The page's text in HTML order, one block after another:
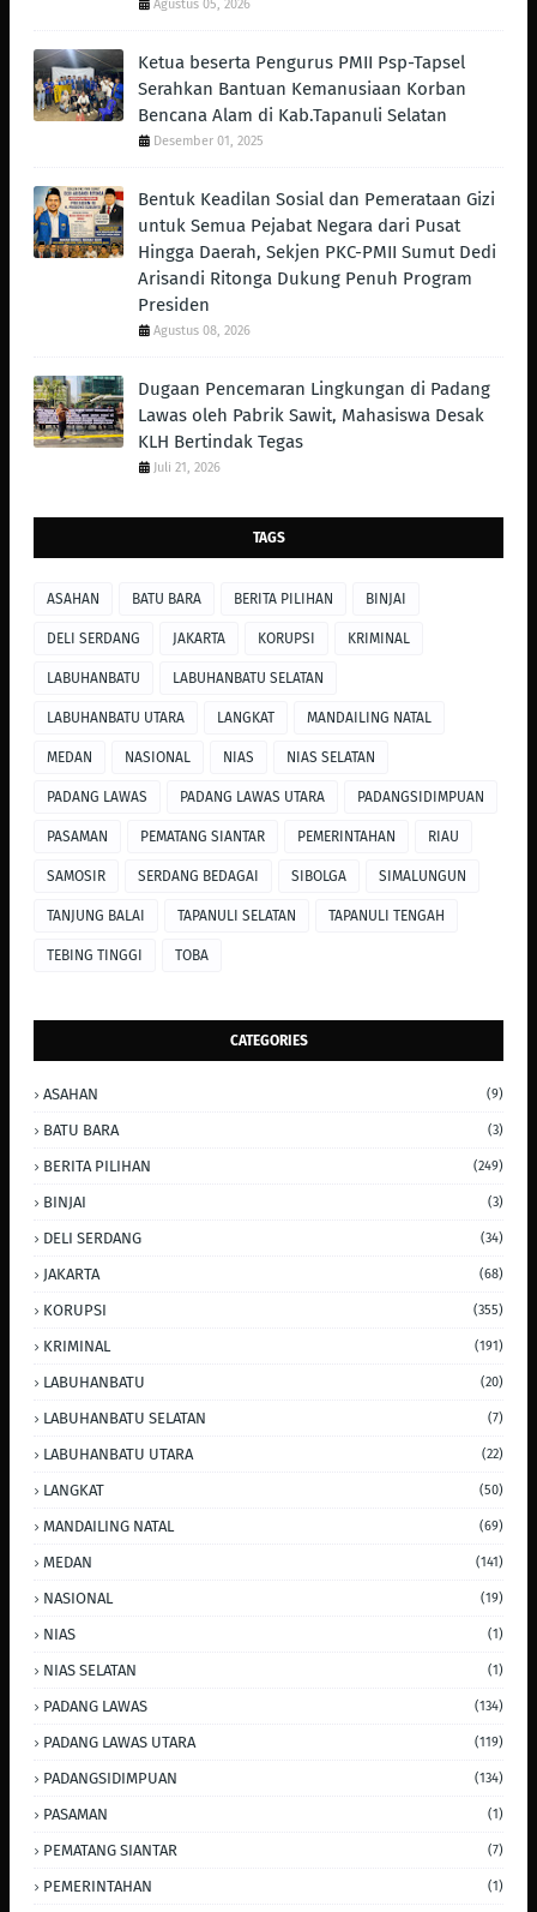
Agustus 05, 2026
Ketua beserta Pengurus PMII Psp-Tapsel
Serahkan Bantuan Kemanusiaan Korban
Bencana Alam di Kab.Tapanuli Selatan
Desember 01, 2025
Bentuk Keadilan Sosial dan Pemerataan Gizi
untuk Semua Pejabat Negara dari Pusat
Hingga Daerah, Sekjen PKC-PMII Sumut Dedi
Arisandi Ritonga Dukung Penuh Program
Presiden
Agustus 08, 2026
Dugaan Pencemaran Lingkungan di Padang
Lawas oleh Pabrik Sawit, Mahasiswa Desak
KLH Bertindak Tegas ‎
Juli 21, 2026
TAGS
ASAHAN BATU BARA BERITA PILIHAN BINJAI
DELI SERDANG JAKARTA KORUPSI KRIMINAL
LABUHANBATU LABUHANBATU SELATAN
LABUHANBATU UTARA LANGKAT MANDAILING NATAL
MEDAN NASIONAL NIAS NIAS SELATAN
PADANG LAWAS PADANG LAWAS UTARA PADANGSIDIMPUAN
PASAMAN PEMATANG SIANTAR PEMERINTAHAN RIAU
SAMOSIR SERDANG BEDAGAI SIBOLGA SIMALUNGUN
TANJUNG BALAI TAPANULI SELATAN TAPANULI TENGAH
TEBING TINGGI TOBA
CATEGORIES
ASAHAN (9)
BATU BARA (3)
BERITA PILIHAN (249)
BINJAI (3)
DELI SERDANG (34)
JAKARTA (68)
KORUPSI (355)
KRIMINAL (191)
LABUHANBATU (20)
LABUHANBATU SELATAN (7)
LABUHANBATU UTARA (22)
LANGKAT (50)
MANDAILING NATAL (69)
MEDAN (141)
NASIONAL (19)
NIAS (1)
NIAS SELATAN (1)
PADANG LAWAS (134)
PADANG LAWAS UTARA (119)
PADANGSIDIMPUAN (134)
PASAMAN (1)
PEMATANG SIANTAR (7)
PEMERINTAHAN (1)